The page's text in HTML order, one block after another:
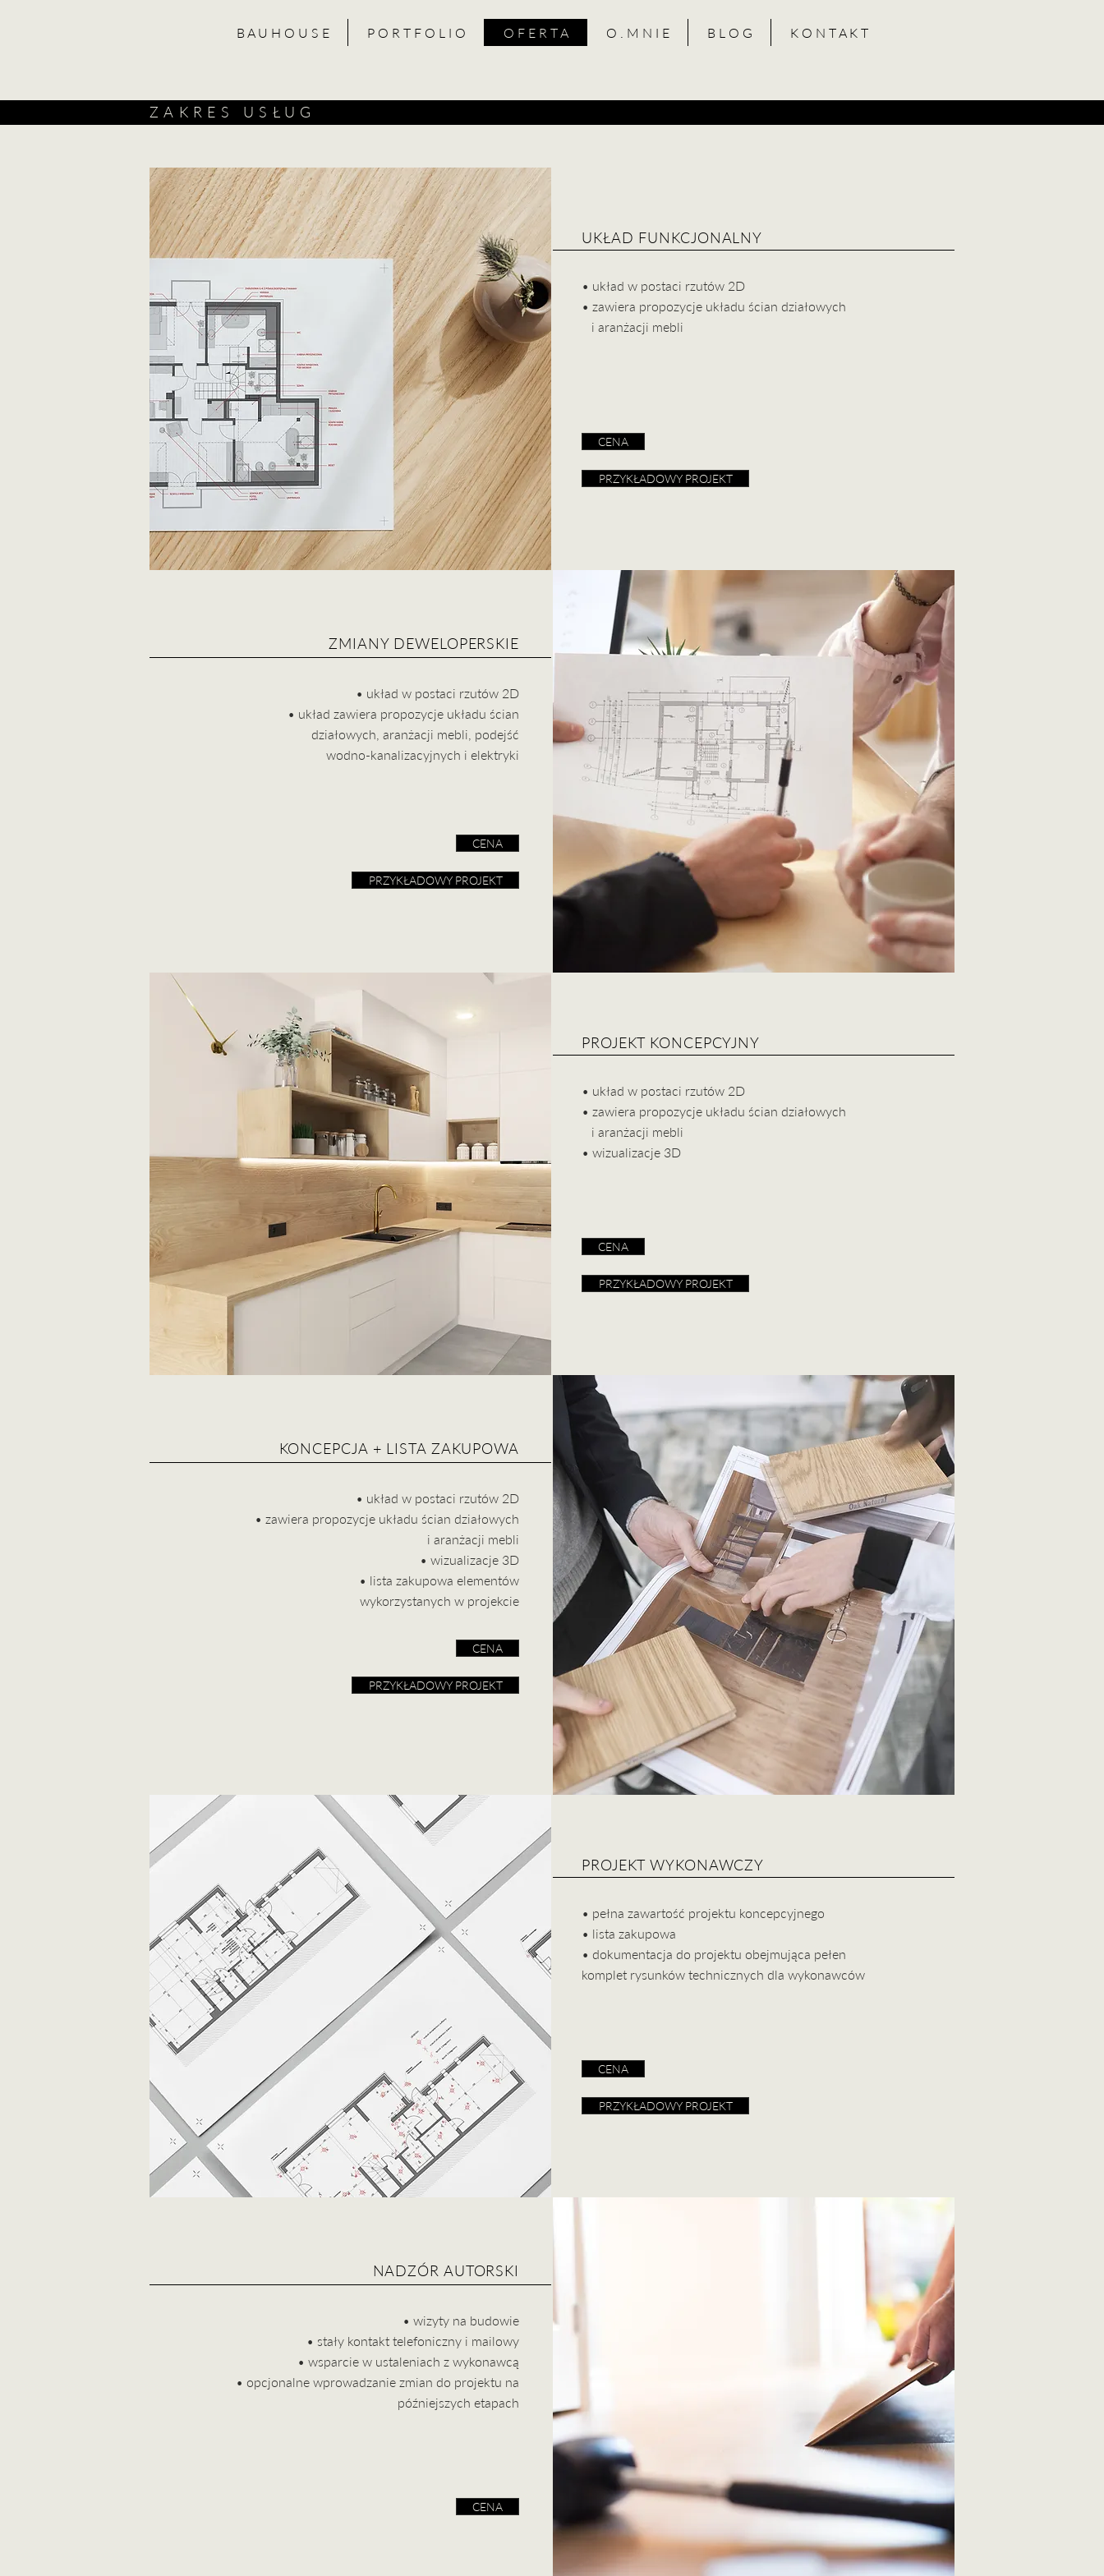
B A U H O U S E P O R T F O L I O O F E R T A O . M N I E B L O G K O N T A K T
ZAKRES USŁUG
UKŁAD FUNKCJONALNY
• układ w postaci rzutów 2D​
• zawiera propozycje układu ścian działowych
i aranżacji mebli
CENA
PRZYKŁADOWY PROJEKT
ZMIANY DEWELOPERSKIE
• układ w postaci rzutów 2D​
• układ zawiera propozycje układu ścian
działowych, aranżacji mebli, podejść
wodno-kanalizacyjnych i elektryki
CENA
PRZYKŁADOWY PROJEKT
PROJEKT KONCEPCYJNY
• układ w postaci rzutów 2D​
• zawiera propozycje układu ścian działowych
i aranżacji mebli
• wizualizacje 3D
CENA
PRZYKŁADOWY PROJEKT
KONCEPCJA + LISTA ZAKUPOWA
• układ w postaci rzutów 2D​
• zawiera propozycje układu ścian działowych
i aranżacji mebli
• wizualizacje 3D
• lista zakupowa elementów
wykorzystanych w projekcie
CENA
PRZYKŁADOWY PROJEKT
PROJEKT WYKONAWCZY
• pełna zawartość projektu koncepcyjnego
• lista zakupowa
• dokumentacja do projektu obejmująca pełen
komplet rysunków technicznych dla wykonawców
CENA
PRZYKŁADOWY PROJEKT
NADZÓR AUTORSKI
• wizyty na budowie
• stały kontakt telefoniczny i mailowy
• wsparcie w ustaleniach z wykonawcą
• opcjonalne wprowadzanie zmian do projektu na
późniejszych etapach
CENA